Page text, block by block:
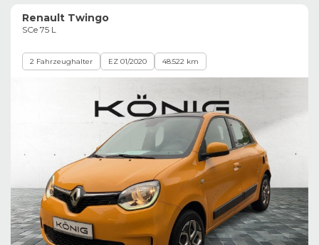
Renault Twingo
SCe 75 L
2 Fahrzeughalter EZ 01/2020 48.522 km